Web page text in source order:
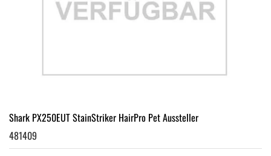
Shark PX250EUT StainStriker HairPro Pet Aussteller
481409